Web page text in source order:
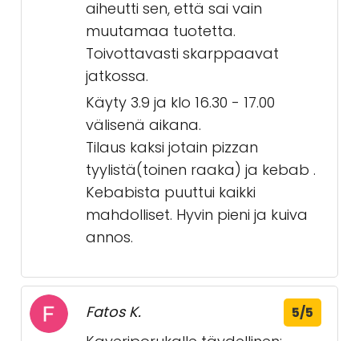
aiheutti sen, että sai vain
muutamaa tuotetta.
Toivottavasti skarppaavat
jatkossa.
Käyty 3.9 ja klo 16.30 - 17.00
välisenä aikana.
Tilaus kaksi jotain pizzan
tyylistä(toinen raaka) ja kebab .
Kebabista puuttui kaikki
mahdolliset. Hyvin pieni ja kuiva
annos.
Fatos K. 5/5